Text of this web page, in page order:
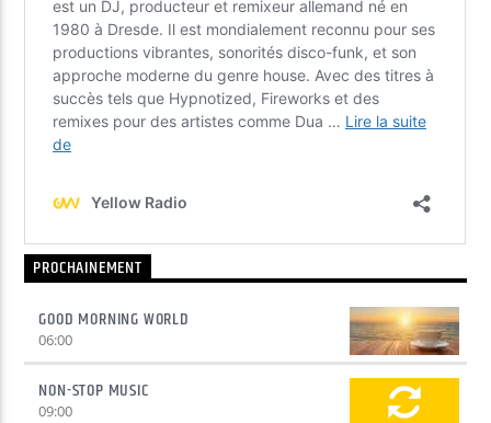
PROCHAINEMENT
GOOD MORNING WORLD
06:00
NON-STOP MUSIC
09:00